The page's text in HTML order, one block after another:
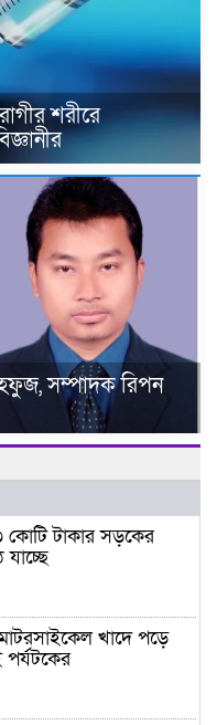
শরীরে
সম্পাদক রিপন
কোটি টাকার সড়কের
যাচ্ছে
খাদে পড়ে
পর্যটকের